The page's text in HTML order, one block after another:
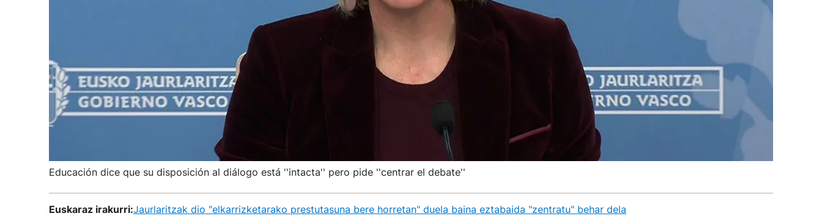
Educación dice que su disposición al diálogo está ''intacta'' pero pide ''centrar el debate''
Euskaraz irakurri:Jaurlaritzak dio "elkarrizketarako prestutasuna bere horretan" duela baina eztabaida "zentratu" behar dela